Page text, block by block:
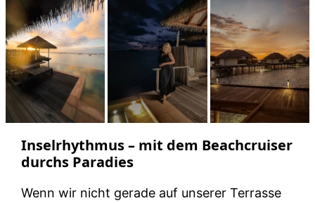
Inselrhythmus – mit dem Beachcruiser
durchs Paradies
Wenn wir nicht gerade auf unserer Terrasse